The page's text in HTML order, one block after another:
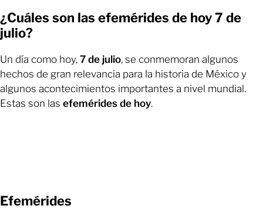
¿Cuáles son las efemérides de hoy 7 de
julio?
Un día como hoy, 7 de julio, se conmemoran algunos
hechos de gran relevancia para la historia de México y
algunos acontecimientos importantes a nivel mundial.
Estas son las efemérides de hoy.
Efemérides